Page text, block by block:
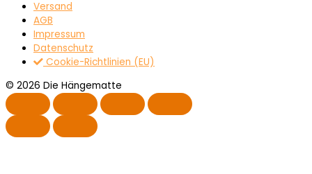
Versand
AGB
Impressum
Datenschutz
Cookie-Richtlinien (EU)
© 2026 Die Hängematte